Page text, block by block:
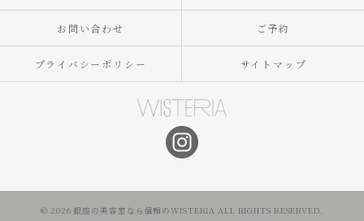
お問い合わせ ご予約
プライバシーポリシー サイトマップ
© 2026 銀座の美容室なら信頼のWISTERIA ALL RIGHTS RESERVED.